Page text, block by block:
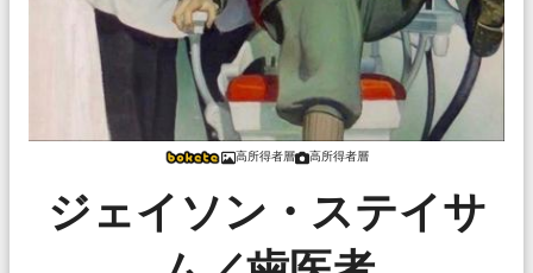
高所得者層 高所得者層
ジェイソン・ステイサ